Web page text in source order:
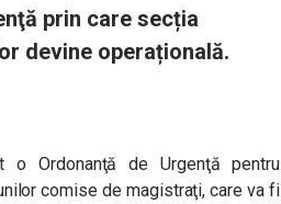
prin care secția
devine operațională.
o Ordonanţă de Urgenţă pentru
comise de magistraţi, care va fi